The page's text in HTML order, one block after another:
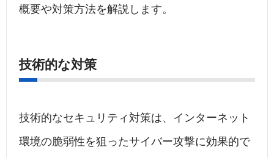
概要や対策方法を解説します。
技術的な対策
技術的なセキュリティ対策は、インターネット
環境の脆弱性を狙ったサイバー攻撃に効果的で